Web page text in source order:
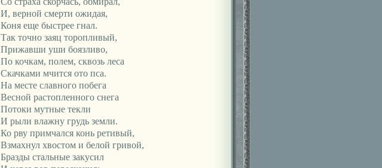
И, верной смерти ожидая,
Коня еще быстрее гнал.
Так точно заяц торопливый,
Прижавши уши боязливо,
По кочкам, полем, сквозь леса
Скачками мчится ото пса.
На месте славного побега
Весной растопленного снега
Потоки мутные текли
И рыли влажну грудь земли.
Ко рву примчался конь ретивый,
Взмахнул хвостом и белой гривой,
Бразды стальные закусил